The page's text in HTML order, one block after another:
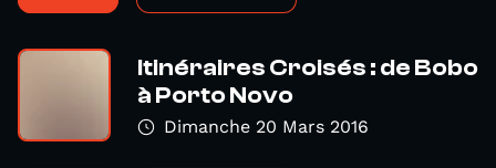
Itinéraires Croisés : de Bobo
à Porto Novo
Dimanche 20 Mars 2016